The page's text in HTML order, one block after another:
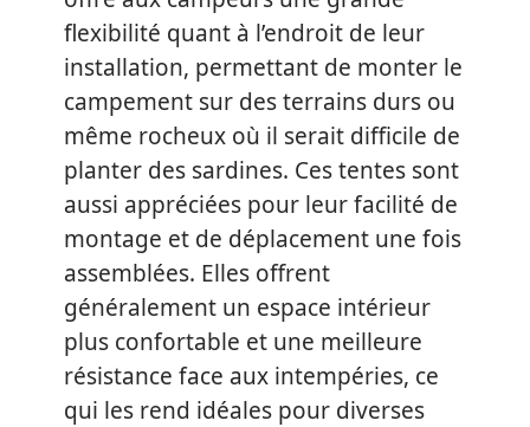
flexibilité quant à l’endroit de leur
installation, permettant de monter le
campement sur des terrains durs ou
même rocheux où il serait difficile de
planter des sardines. Ces tentes sont
aussi appréciées pour leur facilité de
montage et de déplacement une fois
assemblées. Elles offrent
généralement un espace intérieur
plus confortable et une meilleure
résistance face aux intempéries, ce
qui les rend idéales pour diverses